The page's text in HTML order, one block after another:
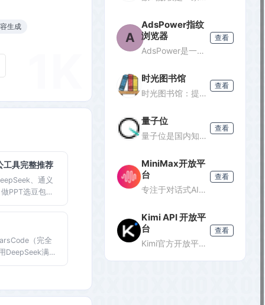
生成
工具完整推荐
、通义
PPT选豆包，
。大多数功能
（完全
DeepSeek满血
Java开发者推荐
，快速对比体
A
AdsPower指纹
浏览器
AdsPower是一款专业的指纹浏览器，支持多账号防关联管理，适用于跨境电商、广告投放、社媒营销等场景，提供独立浏览器环境，降低封号风险。
查看
时光图书馆
时光图书馆：提供经典珍藏图书、照片、杂志等文化资源的数字平台。
查看
量子位
量子位是国内知名的科技媒体，专注于人工智能领域，提供最新AI资讯、行业分析和深度报道，是了解AI发展的重要窗口。
查看
MiniMax开放平
台
专注于对话式AI服务的开放平台，提供轻量级API接口，支持多轮对话、文本生成等功能，适合需要快速集成对话能力的开发者。
查看
Kimi API 开放平
台
Kimi官方开放平台，提供K3旗舰模型及K2.7 Code编程模型API，支持1M token上下文、联网搜索及代码执行，助力开发者高效构建智能应用。
查看